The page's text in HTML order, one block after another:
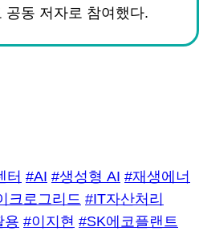
공동 저자로 참여했다.
터 #AI #생성형 AI #재생에너
크로그리드 #IT자산처리
용 #이지현 #SK에코플랜트